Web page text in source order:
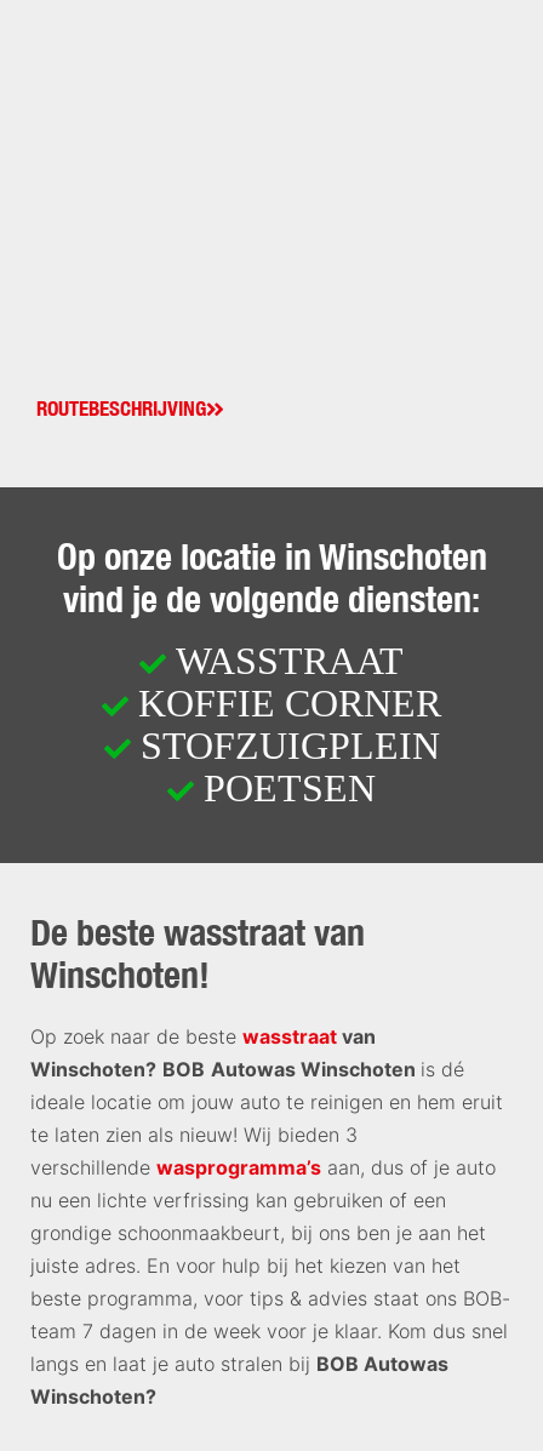
ROUTEBESCHRIJVING
Op onze locatie in Winschoten
vind je de volgende diensten:
WASSTRAAT
KOFFIE CORNER
STOFZUIGPLEIN
POETSEN
De beste wasstraat van
Winschoten!
Op zoek naar de beste wasstraat van
Winschoten? BOB Autowas Winschoten is dé
ideale locatie om jouw auto te reinigen en hem eruit
te laten zien als nieuw! Wij bieden 3
verschillende wasprogramma’s aan, dus of je auto
nu een lichte verfrissing kan gebruiken of een
grondige schoonmaakbeurt, bij ons ben je aan het
juiste adres. En voor hulp bij het kiezen van het
beste programma, voor tips & advies staat ons BOB-
team 7 dagen in de week voor je klaar. Kom dus snel
langs en laat je auto stralen bij BOB Autowas
Winschoten?